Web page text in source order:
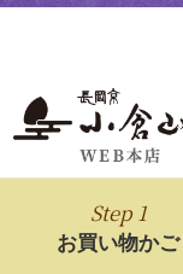
Step 1
お買い物かご